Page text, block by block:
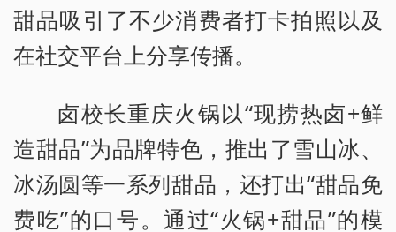
甜品吸引了不少消费者打卡拍照以及
在社交平台上分享传播。
卤校长重庆火锅以“现捞热卤+鲜
造甜品”为品牌特色，推出了雪山冰、
冰汤圆等一系列甜品，还打出“甜品免
费吃”的口号。通过“火锅+甜品”的模